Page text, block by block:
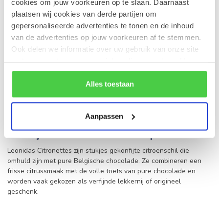
cookies om jouw voorkeuren op te slaan. Daarnaast
plaatsen wij cookies van derde partijen om
gepersonaliseerde advertenties te tonen en de inhoud
van de advertenties op jouw voorkeuren af te stemmen.
Ook delen we informatie over uw gebruik van onze site
rekening mee dat als je bepaalde cookies blokkeert, het
de correcte werking van de website kan verstoren.
Alles toestaan
Aanpassen
Bij Leonidas online shop Gistel bestel je met een gerust gevoel.
Je kiest voor Belgische chocoladekwaliteit, persoonlijke service
en een assortiment dat met zorg is samengesteld. Vanuit onze
fysieke winkel in Gistel verzenden we in heel Europa, zodat je
Ben je op zoek naar een verfijnd genietmoment of een stijlvol
cadeau, dan zijn Leonidas Citronettes altijd een mooie keuze.
Deze citrusschillen in pure chocolade brengen frisheid, intensiteit
en vakmanschap samen in één elegante lekkernij.
Wat zijn Leonidas Citronettes precies?
Leonidas Citronettes zijn stukjes gekonfijte citroenschil die
omhuld zijn met pure Belgische chocolade. Ze combineren een
frisse citrussmaak met de volle toets van pure chocolade en
worden vaak gekozen als verfijnde lekkernij of origineel
geschenk.